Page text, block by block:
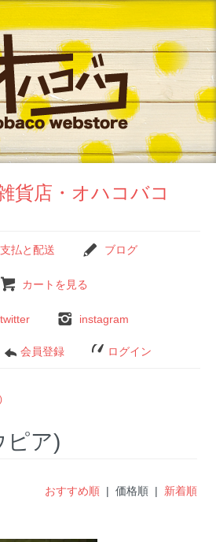
貨店・オハコバコ
払と配送 ブログ
カートを見る
twitter instagram
会員登録 ログイン
ピア)
おすすめ順| 価格順 | 新着順